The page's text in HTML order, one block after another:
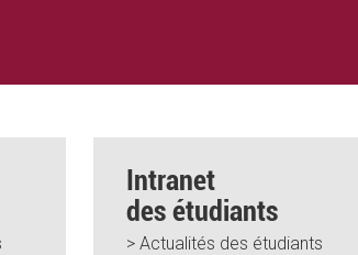
Intranet
des étudiants
> Actualités des étudiants